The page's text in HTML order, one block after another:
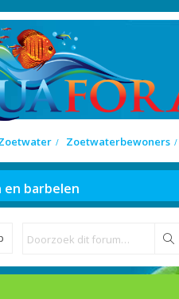
Zoetwaterbewoners
en barbelen